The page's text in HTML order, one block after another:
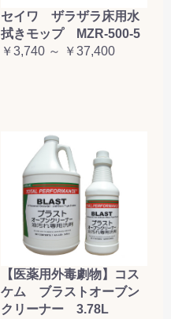
セイワ ザラザラ床用水
拭きモップ MZR-500-5
￥3,740 ～ ￥37,400
【医薬用外毒劇物】コス
ケム ブラストオーブン
クリーナー 3.78L